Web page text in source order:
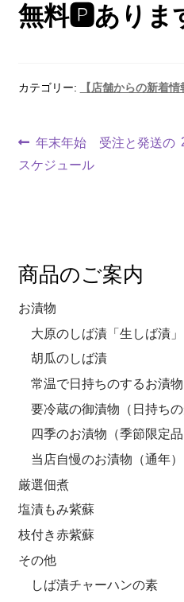
無料🅿︎ありま
カテゴリー: 【店舗からの新着情
年末年始 受注と発送の
スケジュール
商品のご案内
お漬物
大原のしば漬「生しば漬」
胡瓜のしば漬
常温で日持ちのするお漬物
要冷蔵の御漬物（日持ちの
四季のお漬物（季節限定品
当店自慢のお漬物（通年）
厳選佃煮
塩漬もみ紫蘇
枝付き赤紫蘇
その他
しば漬チャーハンの素